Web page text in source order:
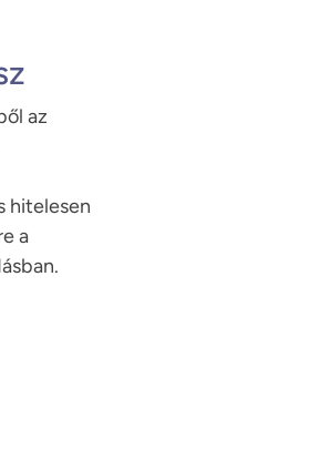
az
hitelesen
a